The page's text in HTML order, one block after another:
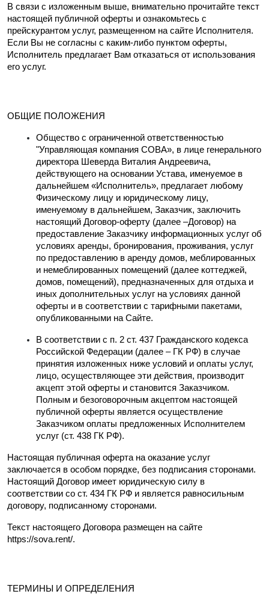
В связи с изложенным выше, внимательно прочитайте текст
настоящей публичной оферты и ознакомьтесь с
прейскурантом услуг, размещенном на сайте Исполнителя.
Если Вы не согласны с каким-либо пунктом оферты,
Исполнитель предлагает Вам отказаться от использования
его услуг.
ОБЩИЕ ПОЛОЖЕНИЯ
Общество с ограниченной ответственностью
"Управляющая компания СОВА», в лице генерального
директора Шеверда Виталия Андреевича,
действующего на основании Устава, именуемое в
дальнейшем «Исполнитель», предлагает любому
Физическому лицу и юридическому лицу,
именуемому в дальнейшем, Заказчик, заключить
настоящий Договор-оферту (далее –Договор) на
предоставление Заказчику информационных услуг об
условиях аренды, бронирования, проживания, услуг
по предоставлению в аренду домов, меблированных
и немеблированных помещений (далее коттеджей,
домов, помещений), предназначенных для отдыха и
иных дополнительных услуг на условиях данной
оферты и в соответствии с тарифными пакетами,
опубликованными на Сайте.
В соответствии с п. 2 ст. 437 Гражданского кодекса
Российской Федерации (далее – ГК РФ) в случае
принятия изложенных ниже условий и оплаты услуг,
лицо, осуществляющее эти действия, производит
акцепт этой оферты и становится Заказчиком.
Полным и безоговорочным акцептом настоящей
публичной оферты является осуществление
Заказчиком оплаты предложенных Исполнителем
услуг (ст. 438 ГК РФ).
Настоящая публичная оферта на оказание услуг
заключается в особом порядке, без подписания сторонами.
Настоящий Договор имеет юридическую силу в
соответствии со ст. 434 ГК РФ и является равносильным
договору, подписанному сторонами.
Текст настоящего Договора размещен на сайте
https://sova.rent/.
ТЕРМИНЫ И ОПРЕДЕЛЕНИЯ